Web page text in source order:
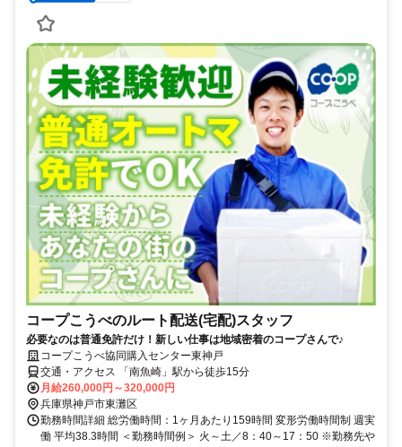
コープこうべのルート配送(宅配)スタッフ
必要なのは普通免許だけ！新しい仕事は地域密着のコープさんで♪
コープこうべ協同購入センター東神戸
交通・アクセス 「南魚崎」駅から徒歩15分
月給260,000円～320,000円
兵庫県神戸市東灘区
勤務時間詳細 総労働時間：1ヶ月あたり159時間 変形労働時間制 週実
働 平均38.3時間 ＜勤務時間例＞ 火～土／8：40～17：50 ※勤務先や